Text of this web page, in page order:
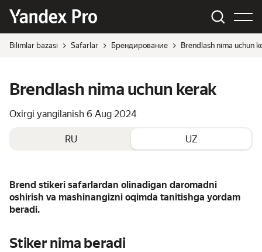
Bilimlar bazasi Safarlar Брендирование Brendlash nima uchun
Brendlash nima uchun kerak
Oxirgi yangilanish 6 Aug 2024
RU UZ
Brend stikeri safarlardan olinadigan daromadni
oshirish va mashinangizni oqimda tanitishga yordam
beradi.
Stiker nima beradi